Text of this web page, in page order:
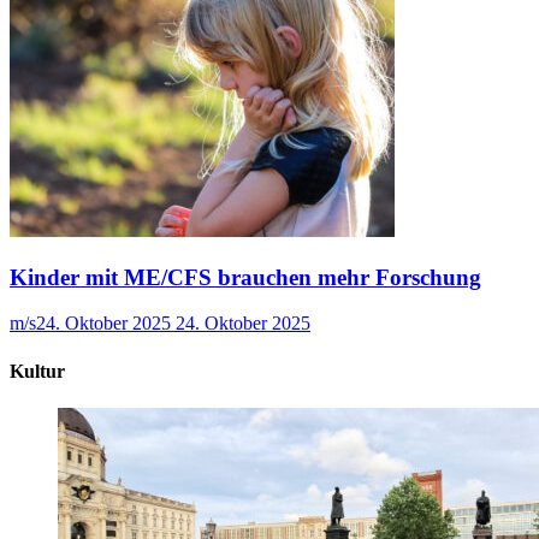
Kinder mit ME/CFS brauchen mehr Forschung
m/s24. Oktober 2025 24. Oktober 2025
Kultur